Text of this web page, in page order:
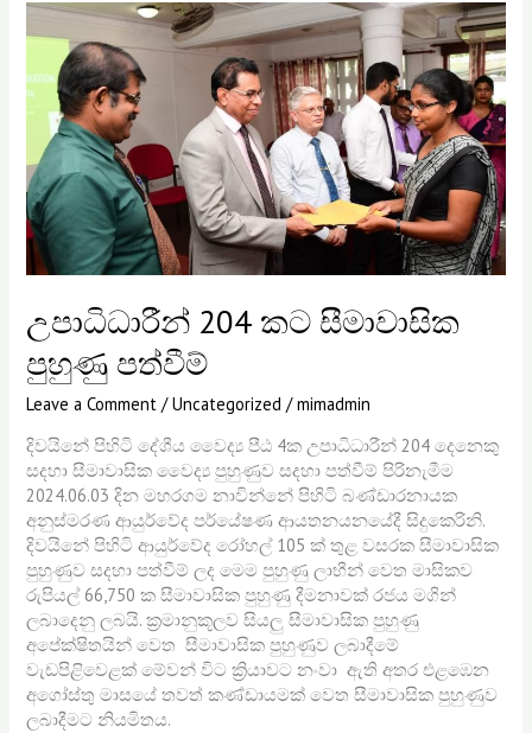
උපාධිධාරීන් 204 කට සීමාවාසික
පුහුණු පත්වීම්
Leave a Comment /Uncategorized /mimadmin
දිවයිනේ පිහිටි දේශීය වෛද්‍ය පීඨ 4ක උපාධිධාරීන් 204 දෙනෙකු
සදහා සීමාවාසික වෛද්‍ය පුහුණුව සදහා පත්වීම් පිරිනැමීම
2024.06.03 දින මහරගම නාවින්නේ පිහිටි බණ්ඩාරනායක
අනුස්මරණ ආයුර්වේද පර්යේෂණ ආයතනයනයේදී සිදුකෙරිනි.
දිවයිනේ පිහිටි ආයුර්වේද රෝහල් 105 ක් තුළ වසරක සීමාවාසික
පුහුණුව සදහා පත්වීම් ලද මෙම පුහුණු ලාභීන් වෙත මාසිකව
රුපියල් 66,750 ක සීමාවාසික පුහුණු දීමනාවක් රජය මගින්
ලබාදෙනු ලබයි. ක්‍රමානුකූලව සියලු සීමාවාසික පුහුණු
අපේක්ෂිතයින් වෙත සීමාවාසික පුහුණුව ලබාදීමේ
වැඩපිළිවෙළක් මේවන් විට ක්‍රියාවට නංවා ඇති අතර එළඹෙන
අගෝස්තු මාසයේ තවත් කණ්ඩායමක් වෙත සීමාවාසික පුහුණුව
ලබාදීමට නියමිතය.
උපාධිධාරීන්
204
සීමාවාසික
පුහුණු
පත්වීම්